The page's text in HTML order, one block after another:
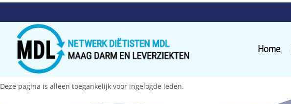
Home
Deze pagina is alleen toegankelijk voor ingelogde leden.